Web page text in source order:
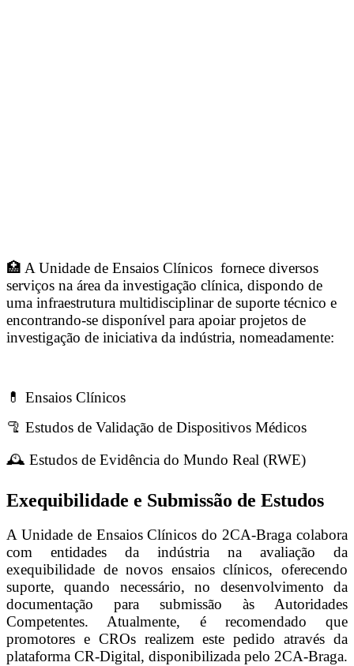
🏥 A Unidade de Ensaios Clínicos fornece diversos
serviços na área da investigação clínica, dispondo de
uma infraestrutura multidisciplinar de suporte técnico e
encontrando-se disponível para apoiar projetos de
investigação de iniciativa da indústria, nomeadamente:
💊 Ensaios Clínicos
🦿 Estudos de Validação de Dispositivos Médicos
🕰️ Estudos de Evidência do Mundo Real (RWE)
Exequibilidade e Submissão de Estudos
A Unidade de Ensaios Clínicos do 2CA-Braga colabora
com entidades da indústria na avaliação da
exequibilidade de novos ensaios clínicos, oferecendo
suporte, quando necessário, no desenvolvimento da
documentação para submissão às Autoridades
Competentes. Atualmente, é recomendado que
promotores e CROs realizem este pedido através da
plataforma CR-Digital, disponibilizada pelo 2CA-Braga.